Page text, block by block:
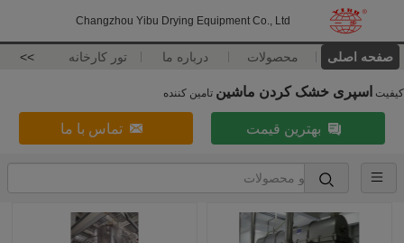
Changzhou Yibu Drying Equipment Co., Ltd
صفحه اصلی محصولات درباره ما تور کارخانه >>
کیفیت اسپری خشک کردن ماشین تامین کننده
بهترین قیمت تماس با ما